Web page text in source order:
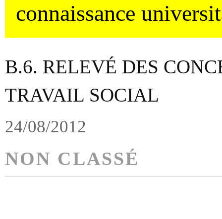
connaissance
B.6. RELEVÉ DES
TRAVAIL SOCIAL
24/08/2012
NON CLASSÉ